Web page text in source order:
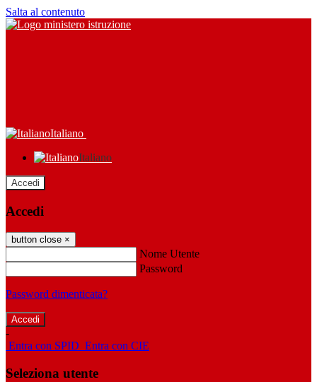
Salta al contenuto
Italiano
Italiano
Accedi
Accedi
button close ×
Nome Utente
Password
Password dimenticata?
-
Entra con SPID Entra con CIE
Seleziona utente